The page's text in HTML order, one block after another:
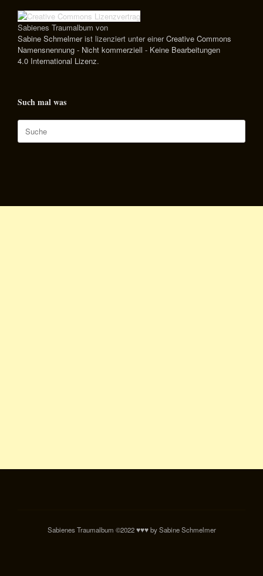
Sabienes Traumalbum von
Sabine Schmelmerist lizenziert unter einerCreative Commons
Namensnennung - Nicht kommerziell - Keine Bearbeitungen
4.0 International Lizenz.
Such mal was
Suche
nach:
Sabienes Traumalbum ©2022 ♥♥♥ by Sabine Schmelmer